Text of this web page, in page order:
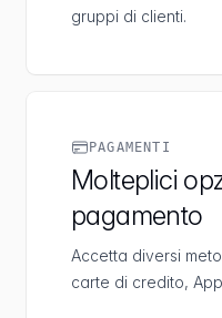
gruppi di clienti.
PAGAMENTI
Molteplici
pagamento
Accetta diversi
carte di credito,